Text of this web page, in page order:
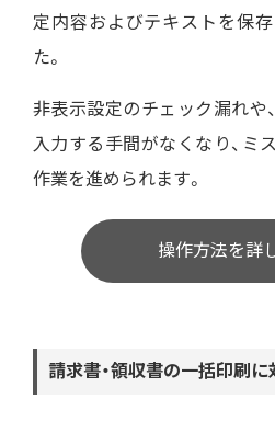
定内容およびテキストを保
た。
非表示設定のチェック漏れや
入力する手間がなくなり、ミ
作業を進められます。
操作方法を詳
請求書・領収書の一括印刷に